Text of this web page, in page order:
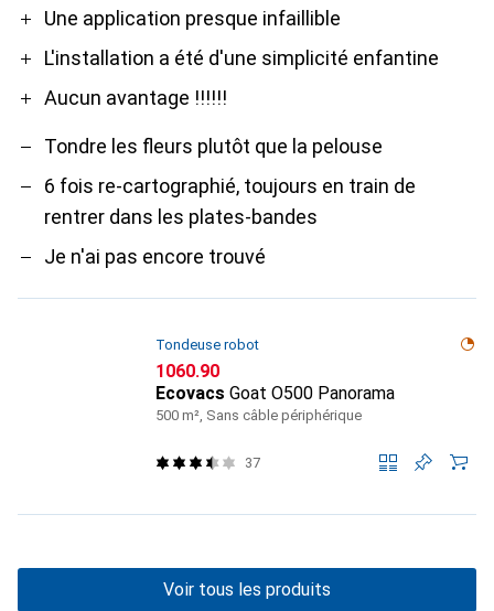
ProUne application presque infaillible
L'installation a été d'une simplicité enfantine
Aucun avantage !!!!!!
Contre
Tondre les fleurs plutôt que la pelouse
6 fois re-cartographié, toujours en train de
rentrer dans les plates-bandes
Je n'ai pas encore trouvé
Tondeuse robot
CHF
1060.90
Ecovacs Goat O500 Panorama
500 m², Sans câble périphérique
37
Voir tous les produits